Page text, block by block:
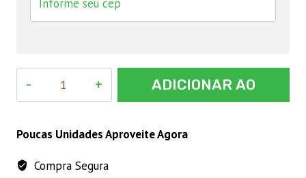
Cães
Gatos
ADICIONAR AO
Poucas Unidades Aproveite Agora
Compra Segura